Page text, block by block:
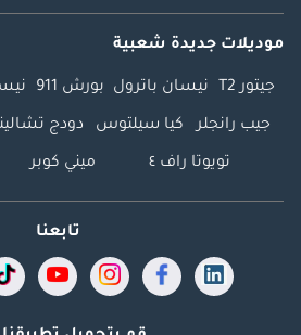
موديلات جديدة شعبية
جيتور T2 نيسان باترول بورش 911
جيب رانجلر كيا سيلتوس دودج
تويوتا راف ٤ ميني كوبر
تابعنا